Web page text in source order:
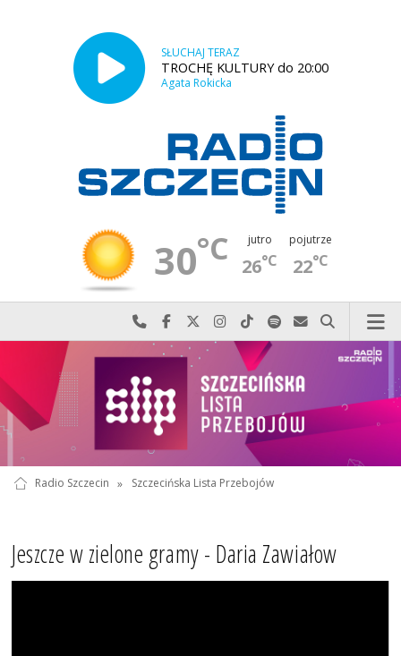
SŁUCHAJ TERAZ
TROCHĘ KULTURY do 20:00
Agata Rokicka
30°C jutro
26°C
pojutrze
22°C
Najlepiej po prostu do nas zadzwoń
Odwiedź nas na Facebook-u
Odwiedź nas na X
Odwiedź nas na Instagram-ie
Odwiedź nas na TikTok-u
Szukaj nas na Spotify
Wyślij do nas
Szukaj
Radio Szczecin » Szczecińska Lista Przebojów
Jeszcze w zielone gramy - Daria Zawiałow